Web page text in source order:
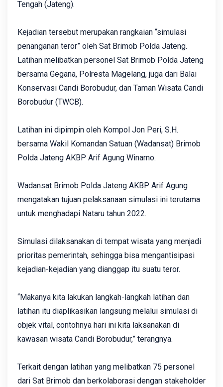
Tengah (Jateng).
Kejadian tersebut merupakan rangkaian “simulasi
penanganan teror” oleh Sat Brimob Polda Jateng.
Latihan melibatkan personel Sat Brimob Polda Jateng
bersama Gegana, Polresta Magelang, juga dari Balai
Konservasi Candi Borobudur, dan Taman Wisata Candi
Borobudur (TWCB).
Latihan ini dipimpin oleh Kompol Jon Peri, S.H.
bersama Wakil Komandan Satuan (Wadansat) Brimob
Polda Jateng AKBP Arif Agung Winarno.
Wadansat Brimob Polda Jateng AKBP Arif Agung
mengatakan tujuan pelaksanaan simulasi ini terutama
untuk menghadapi Nataru tahun 2022.
Simulasi dilaksanakan di tempat wisata yang menjadi
prioritas pemerintah, sehingga bisa mengantisipasi
kejadian-kejadian yang dianggap itu suatu teror.
“Makanya kita lakukan langkah-langkah latihan dan
latihan itu diaplikasikan langsung melalui simulasi di
objek vital, contohnya hari ini kita laksanakan di
kawasan wisata Candi Borobudur,” terangnya.
Terkait dengan latihan yang melibatkan 75 personel
dari Sat Brimob dan berkolaborasi dengan stakeholder